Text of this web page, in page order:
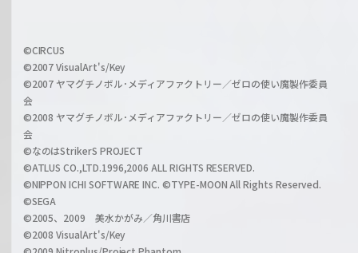
a
r
z
i
l
h
a
n
©CIRCUS
©2007 VisualArt's/Key
©2007 ヤマグチノボル･メディアファクトリー／ゼロの使い魔製作委員
会
©2008 ヤマグチノボル･メディアファクトリー／ゼロの使い魔製作委員
会
©なのはStrikerS PROJECT
©ATLUS CO.,LTD.1996,2006 ALL RIGHTS RESERVED.
©NIPPON ICHI SOFTWARE INC. ©TYPE-MOON All Rights Reserved.
©SEGA
©2005、2009 美水かがみ／角川書店
©2008 VisualArt's/Key